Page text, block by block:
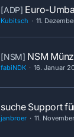
[ADP] Euro-
Kubitsch 11.
[NSM] NSM
fabiNDK 16. Januar
suche Support
janbroer 11.